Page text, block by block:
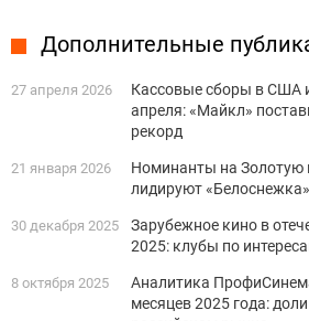
Дополнительные
27 апреля 2026
Кассовые сборы в США
апреля: «Майкл»
рекорд
21 января 2026
Номинанты на Золотую
лидируют
30 декабря 2025
Зарубежное кино в
2025: клубы по
8 октября 2025
Аналитика
месяцев 2025 года: